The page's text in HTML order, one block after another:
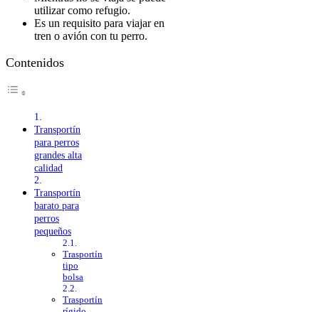
utilizar como refugio.
Es un requisito para viajar en
tren o avión con tu perro.
Contenidos
Transportín
para perros
grandes alta
calidad
Transportín
barato para
perros
pequeños
Trasportín
tipo
bolsa
Trasportín